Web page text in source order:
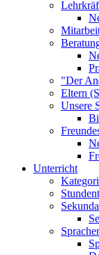
"Der
Eltern
Unsere
Unterricht